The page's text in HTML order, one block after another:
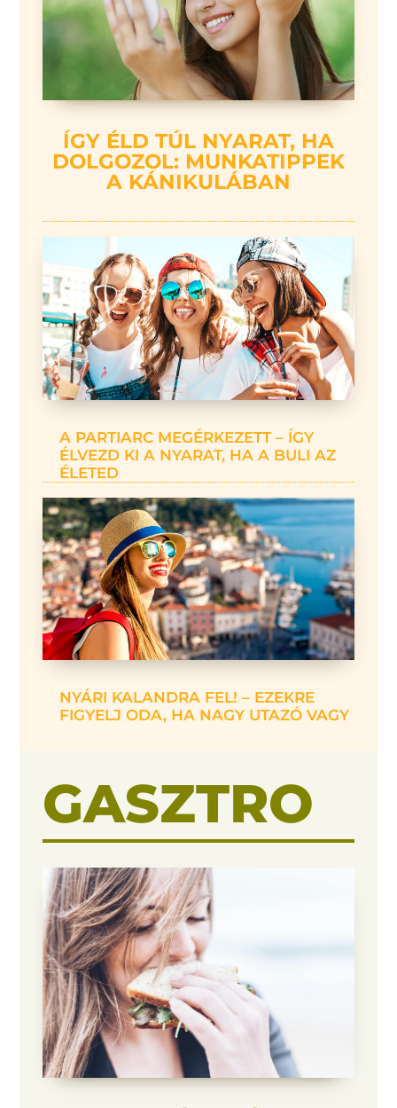
ÍGY ÉLD TÚL NYARAT, HA
DOLGOZOL: MUNKATIPPEK
A KÁNIKULÁBAN
A PARTIARC MEGÉRKEZETT – ÍGY
ÉLVEZD KI A NYARAT, HA A BULI AZ
ÉLETED
NYÁRI KALANDRA FEL! – EZEKRE
FIGYELJ ODA, HA NAGY UTAZÓ VAGY
GASZTRO